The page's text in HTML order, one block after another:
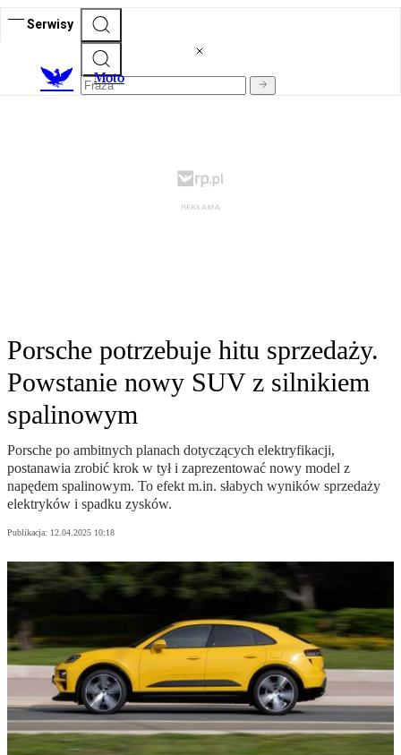
Serwisy
Moto
Porsche potrzebuje hitu sprzedaży.
Powstanie nowy SUV z silnikiem
spalinowym
Porsche po ambitnych planach dotyczących elektryfikacji,
postanawia zrobić krok w tył i zaprezentować nowy model z
napędem spalinowym. To efekt m.in. słabych wyników sprzedaży
elektryków i spadku zysków.
Publikacja: 12.04.2025 10:18